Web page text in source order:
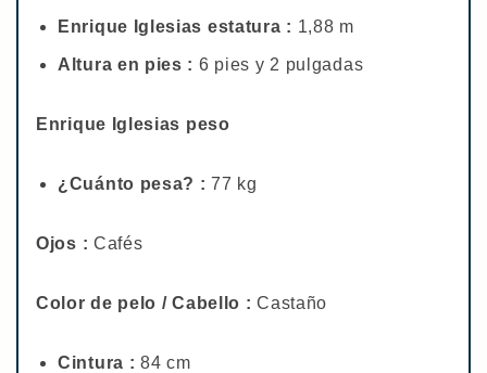
Enrique Iglesias estatura : 1,88 m
Altura en pies : 6 pies y 2 pulgadas
Enrique Iglesias peso
¿Cuánto pesa? :77 kg
Ojos : Cafés
Color de pelo / Cabello :Castaño
Cintura : 84 cm